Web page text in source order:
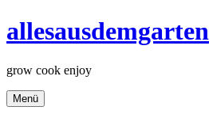
Zum
Inhalt
allesausdemgarten
grow cook enjoy
Menü